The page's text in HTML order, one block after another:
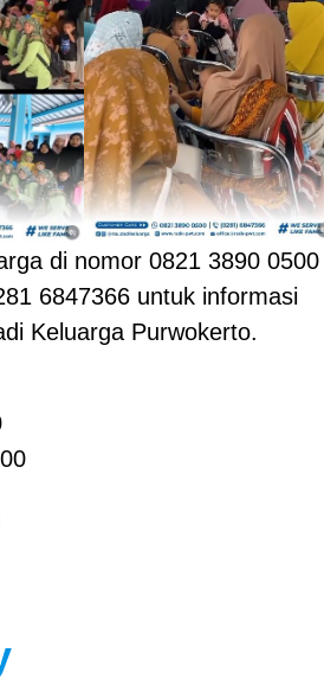
di nomor 0821 3890 0500
6847366 untuk informasi
Keluarga Purwokerto.